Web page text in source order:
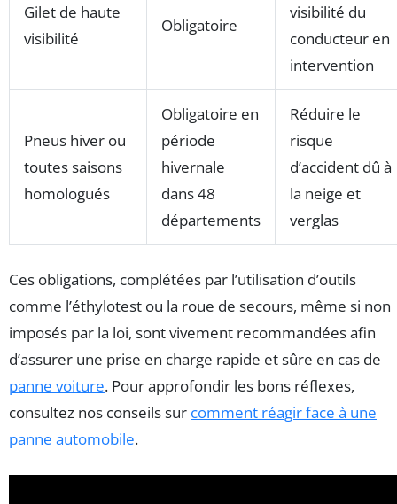
Gilet de haute
visibilité
Obligatoire
visibilité du
conducteur en
intervention
Pneus hiver ou
toutes saisons
homologués
Obligatoire en
période
hivernale
dans 48
départements
Réduire le
risque
d’accident dû à
la neige et
verglas
Ces obligations, complétées par l’utilisation d’outils
comme l’éthylotest ou la roue de secours, même si non
imposés par la loi, sont vivement recommandées afin
d’assurer une prise en charge rapide et sûre en cas de
panne voiture. Pour approfondir les bons réflexes,
consultez nos conseils sur comment réagir face à une
panne automobile.